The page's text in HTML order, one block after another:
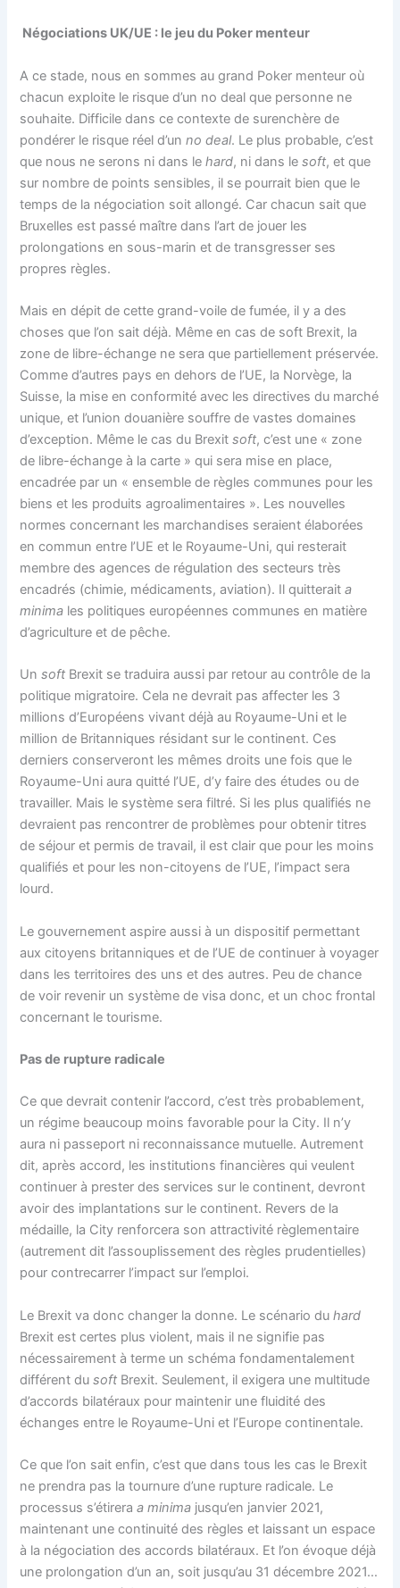
Négociations UK/UE : le jeu du Poker menteur
A ce stade, nous en sommes au grand Poker menteur où
chacun exploite le risque d’un no deal que personne ne
souhaite. Difficile dans ce contexte de surenchère de
pondérer le risque réel d’unno deal. Le plus probable, c’est
que nous ne serons ni dans lehard, ni dans lesoft, et que
sur nombre de points sensibles, il se pourrait bien que le
temps de la négociation soit allongé. Car chacun sait que
Bruxelles est passé maître dans l’art de jouer les
prolongations en sous-marin et de transgresser ses
propres règles.
Mais en dépit de cette grand-voile de fumée, il y a des
choses que l’on sait déjà. Même en cas de soft Brexit, la
zone de libre-échange ne sera que partiellement préservée.
Comme d’autres pays en dehors de l’UE, la Norvège, la
Suisse, la mise en conformité avec les directives du marché
unique, et l’union douanière souffre de vastes domaines
d’exception. Même le cas du Brexitsoft, c’est une « zone
de libre-échange à la carte » qui sera mise en place,
encadrée par un « ensemble de règles communes pour les
biens et les produits agroalimentaires ». Les nouvelles
normes concernant les marchandises seraient élaborées
en commun entre l’UE et le Royaume-Uni, qui resterait
membre des agences de régulation des secteurs très
encadrés (chimie, médicaments, aviation). Il quitterait a
minima les politiques européennes communes en matière
d’agriculture et de pêche.
Unsoft Brexit se traduira aussi par retour au contrôle de la
politique migratoire. Cela ne devrait pas affecter les 3
millions d’Européens vivant déjà au Royaume-Uni et le
million de Britanniques résidant sur le continent. Ces
derniers conserveront les mêmes droits une fois que le
Royaume-Uni aura quitté l’UE, d’y faire des études ou de
travailler. Mais le système sera filtré. Si les plus qualifiés ne
devraient pas rencontrer de problèmes pour obtenir titres
de séjour et permis de travail, il est clair que pour les moins
qualifiés et pour les non-citoyens de l’UE, l’impact sera
lourd.
Le gouvernement aspire aussi à un dispositif permettant
aux citoyens britanniques et de l’UE de continuer à voyager
dans les territoires des uns et des autres. Peu de chance
de voir revenir un système de visa donc, et un choc frontal
concernant le tourisme.
Pas de rupture radicale
Ce que devrait contenir l’accord, c’est très probablement,
un régime beaucoup moins favorable pour la City. Il n’y
aura ni passeport ni reconnaissance mutuelle. Autrement
dit, après accord, les institutions financières qui veulent
continuer à prester des services sur le continent, devront
avoir des implantations sur le continent. Revers de la
médaille, la City renforcera son attractivité règlementaire
(autrement dit l’assouplissement des règles prudentielles)
pour contrecarrer l’impact sur l’emploi.
Le Brexit va donc changer la donne. Le scénario duhard
Brexit est certes plus violent, mais il ne signifie pas
nécessairement à terme un schéma fondamentalement
différent dusoft Brexit. Seulement, il exigera une multitude
d’accords bilatéraux pour maintenir une fluidité des
échanges entre le Royaume-Uni et l’Europe continentale.
Ce que l’on sait enfin, c’est que dans tous les cas le Brexit
ne prendra pas la tournure d’une rupture radicale. Le
processus s’étireraa minima jusqu’en janvier 2021,
maintenant une continuité des règles et laissant un espace
à la négociation des accords bilatéraux. Et l’on évoque déjà
une prolongation d’un an, soit jusqu’au 31 décembre 2021…